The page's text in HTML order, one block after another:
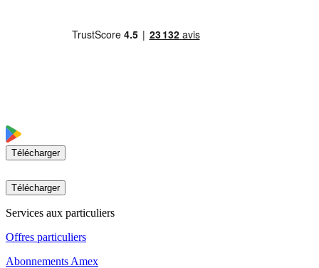
Télécharger
Télécharger
Services aux particuliers
Offres particuliers
Abonnements Amex